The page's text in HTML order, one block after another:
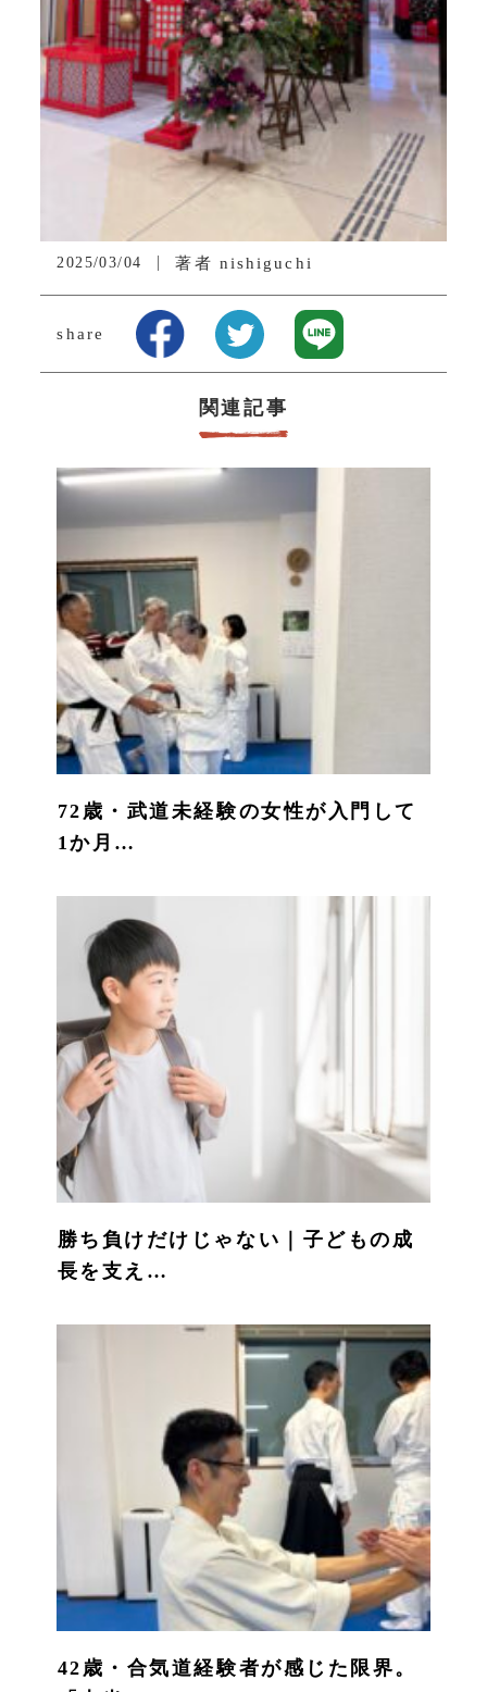
2025/03/04 著者 nishiguchi
share
関連記事
72歳・武道未経験の女性が入門して
1か月…
勝ち負けだけじゃない｜子どもの成
長を支え…
42歳・合気道経験者が感じた限界。